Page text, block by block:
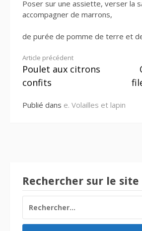
Poser sur une assiette, verser la
accompagner de marrons,
de purée de pomme de terre et
Lire
la
Article précédent
Poulet aux citrons
confits
Publié dans e. Volailles et lapin
Rechercher sur le site